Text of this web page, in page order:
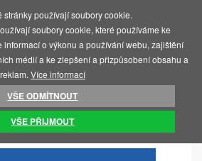
SAMOLEPKY
stránky používají soubory cookie.
soubory cookie, které používáme ke
o výkonu a používání webu, zajištění
médií a ke zlepšení a přizpůsobení obsahu a
reklam. Více informací
VŠE ODMÍTNOUT
VŠE PŘIJMOUT